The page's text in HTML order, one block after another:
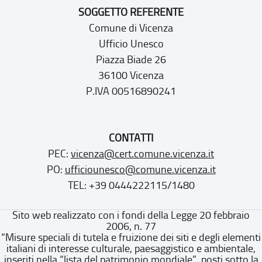
SOGGETTO REFERENTE
Comune di Vicenza
Ufficio Unesco
Piazza Biade 26
36100 Vicenza
P.IVA 00516890241
CONTATTI
PEC: vicenza@cert.comune.vicenza.it
PO: ufficiounesco@comune.vicenza.it
TEL: +39 0444222115/1480
Sito web realizzato con i fondi della Legge 20 febbraio
2006, n. 77
“Misure speciali di tutela e fruizione dei siti e degli elementi
italiani di interesse culturale, paesaggistico e ambientale,